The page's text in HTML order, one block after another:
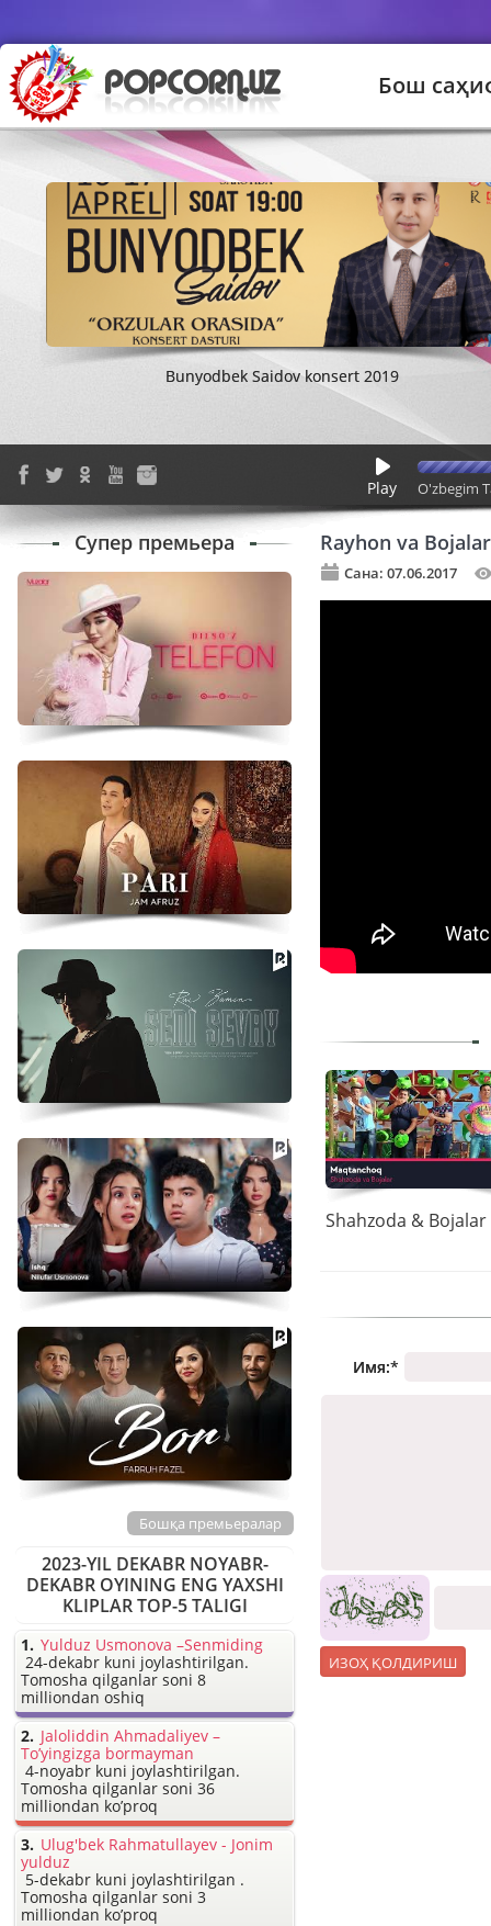
Бош
Bunyodbek Saidov konsert 2019
Улуғбек Раҳматуллаев "Билмади" Озода - Қанийди
Play O'zbegim
Rayhon va Bojalar
Сана: 07.06.2017
Имя:*
Супер премьера
Бошқа премьералар
2023-YIL DEKABR NOYABR-
DEKABR OYINING ENG YAXSHI
KLIPLAR TOP-5 TALIGI
Yulduz Usmonova –Senmiding
24-dekabr kuni joylashtirilgan.
Tomosha qilganlar soni 8
milliondan oshiq
Jaloliddin Ahmadaliyev –
To’yingizga bormayman
4-noyabr kuni joylashtirilgan.
Tomosha qilganlar soni 36
milliondan ko’proq
Ulug'bek Rahmatullayev - Jonim
yulduz
5-dekabr kuni joylashtirilgan .
Tomosha qilganlar soni 3
milliondan ko’proq